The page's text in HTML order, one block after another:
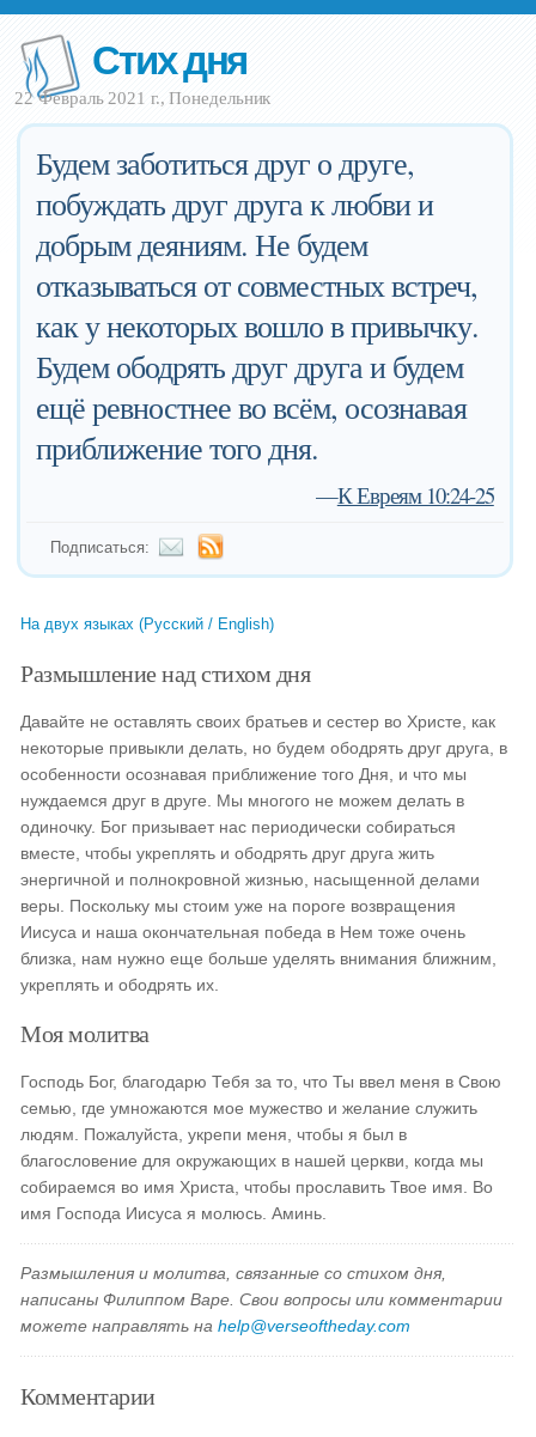
Стих дня
22 Февраль 2021 г., Понедельник
Будем заботиться друг о друге,
побуждать друг друга к любви и
добрым деяниям. Не будем
отказываться от совместных встреч,
как у некоторых вошло в привычку.
Будем ободрять друг друга и будем
ещё ревностнее во всём, осознавая
приближение того дня.
—К Евреям 10:24-25
Подписаться:
На двух языках (Русский / English)
Размышление над стихом дня
Давайте не оставлять своих братьев и сестер во Христе, как
некоторые привыкли делать, но будем ободрять друг друга, в
особенности осознавая приближение того Дня, и что мы
нуждаемся друг в друге. Мы многого не можем делать в
одиночку. Бог призывает нас периодически собираться
вместе, чтобы укреплять и ободрять друг друга жить
энергичной и полнокровной жизнью, насыщенной делами
веры. Поскольку мы стоим уже на пороге возвращения
Иисуса и наша окончательная победа в Нем тоже очень
близка, нам нужно еще больше уделять внимания ближним,
укреплять и ободрять их.
Моя молитва
Господь Бог, благодарю Тебя за то, что Ты ввел меня в Свою
семью, где умножаются мое мужество и желание служить
людям. Пожалуйста, укрепи меня, чтобы я был в
благословение для окружающих в нашей церкви, когда мы
собираемся во имя Христа, чтобы прославить Твое имя. Во
имя Господа Иисуса я молюсь. Аминь.
Размышления и молитва, связанные со стихом дня,
написаны Филиппом Варе. Свои вопросы или комментарии
можете направлять наhelp@verseoftheday.com
Комментарии